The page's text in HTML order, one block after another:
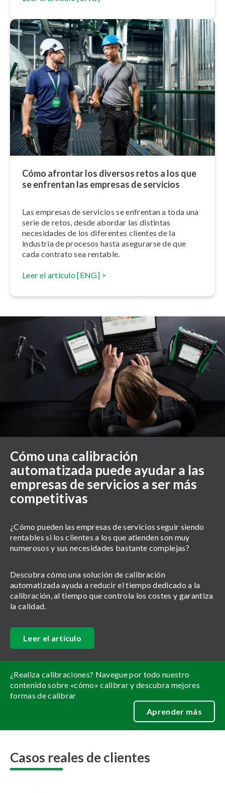
Cómo afrontar los diversos retos a los que
se enfrentan las empresas de servicios
Las empresas de servicios se enfrentan a toda una
serie de retos, desde abordar las distintas
necesidades de los diferentes clientes de la
industria de procesos hasta asegurarse de que
cada contrato sea rentable.
Leer el artículo [ENG] >
Cómo una calibración
automatizada puede ayudar a las
empresas de servicios a ser más
competitivas
¿Cómo pueden las empresas de servicios seguir siendo
rentables si los clientes a los que atienden son muy
numerosos y sus necesidades bastante complejas?
Descubra cómo una solución de calibración
automatizada ayuda a reducir el tiempo dedicado a la
calibración, al tiempo que controla los costes y garantiza
la calidad.
Leer el artículo
¿Realiza calibraciones? Navegue por todo nuestro
contenido sobre «cómo» calibrar y descubra mejores
formas de calibrar
Aprender más
Casos reales de clientes